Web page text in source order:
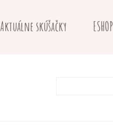
Aktuálne skúšačky ESHOP